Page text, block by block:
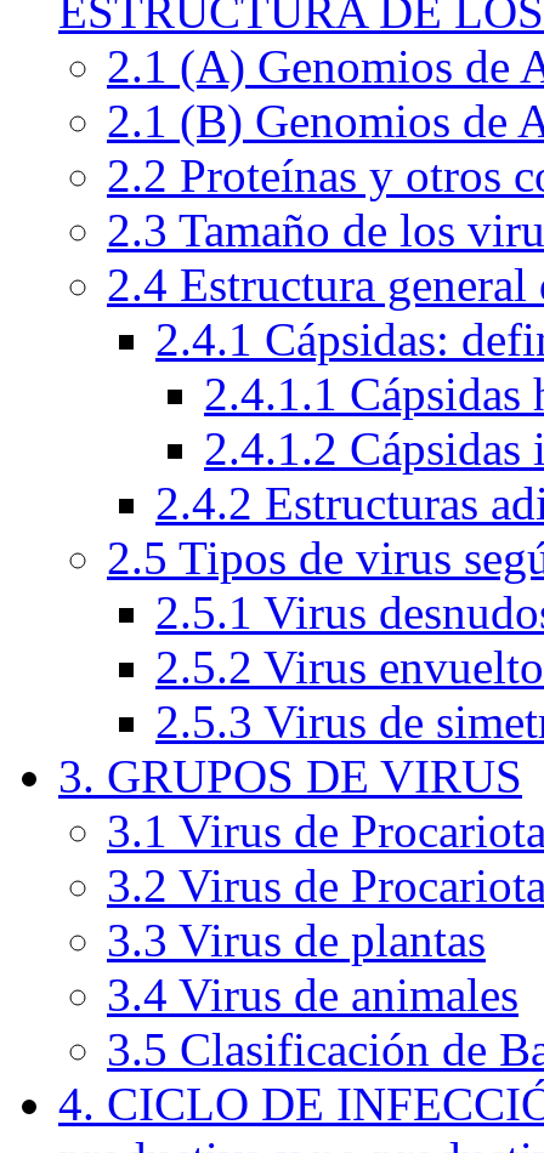
ESTRUCTURA DE
2.1 (A) Genomios de
2.1 (B) Genomios de
2.2 Proteínas y otros
2.3 Tamaño de los
2.4 Estructura
2.4.1 Cápsidas:
2.4.1.1 Cápsidas
2.4.1.2 Cápsidas
2.4.2 Estructuras
2.5 Tipos de virus
2.5.1 Virus
2.5.2 Virus
2.5.3 Virus de
3. GRUPOS DE VIRUS
3.1 Virus de
3.2 Virus de
3.3 Virus de plantas
3.4 Virus de animales
3.5 Clasificación de
4. CICLO DE